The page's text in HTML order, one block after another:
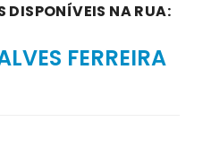
DISPONÍVEIS NA RUA:
FERREIRA